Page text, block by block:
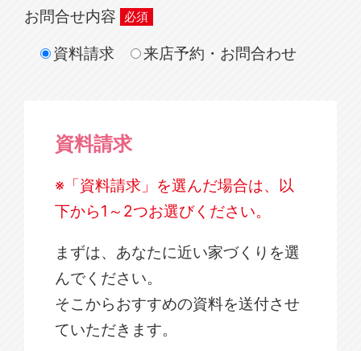
お問合せ内容
資料請求
来店予約・お問合わせ
資料請求
※「資料請求」を選んだ場合は、以
下から1～2つお選びください。
まずは、あなたに近い家づくりを選
んでください。
そこからおすすめの資料を送付させ
ていただきます。